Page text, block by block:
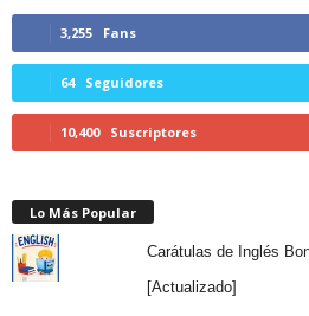
3,255 Fans
64 Seguidores
10,400 Suscriptores
Lo Más Popular
Carátulas de Inglés
[Actualizado]